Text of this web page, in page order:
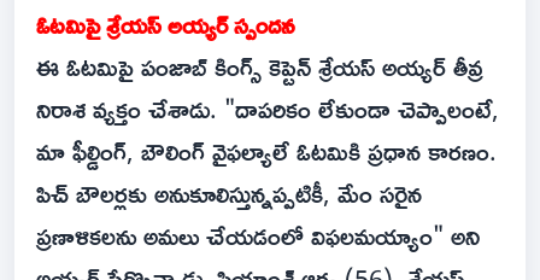
ఓటమిపై శ్రేయస్ అయ్యర్ స్పందన
ఈ ఓటమిపై పంజాబ్ కింగ్స్ కెప్టెన్ శ్రేయస్ అయ్యర్ తీవ్ర
నిరాశ వ్యక్తం చేశాడు. "దాపరికం లేకుండా చెప్పాలంటే,
మా ఫీల్డింగ్, బౌలింగ్ వైఫల్యాలే ఓటమికి ప్రధాన కారణం.
పిచ్ బౌలర్లకు అనుకూలిస్తున్నప్పటికీ, మేం సరైన
ప్రణాళికలను అమలు చేయడంలో విఫలమయ్యాం" అని